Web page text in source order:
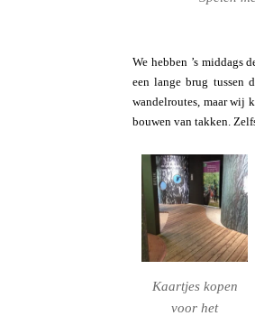
We hebben ’s
een lange brug tussen
wandelroutes, maar wij
bouwen van takken.
Kaartjes kopen
voor het